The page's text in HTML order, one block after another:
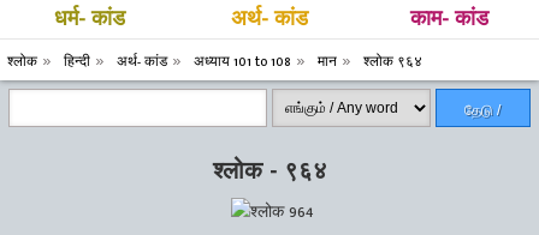
धर्म- कांड अर्थ- कांड काम- कांड
श्लोक हिन्दी अर्थ- कांड अध्याय 101 to 108 मान श्लोक ९६४
தேடு /
श्लोक - ९६४